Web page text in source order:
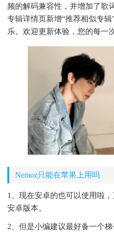
频的解码兼容性，并增加了歌
专辑详情页新增“推荐相似专
乐。欢迎更新体验，您的每一
Nemoz只能在苹果上用吗
1、现在安卓的也可以使用啦
安卓版本。
2、但是小编建议最好备一个